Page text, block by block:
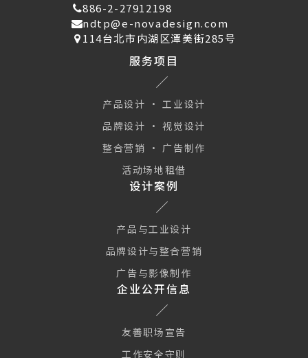
886-2-27912198
ndtp@e-novadesign.com
114台北市内湖区潭美街285号
服务项目
产品设计 · 工业设计
品牌设计 · 视觉设计
整合营销 · 广告制作
活动场地租借
设计案例
产品与工业设计
品牌设计与整合营销
广告与影像制作
企业公开信息
友善职场宣告
工作安全守则